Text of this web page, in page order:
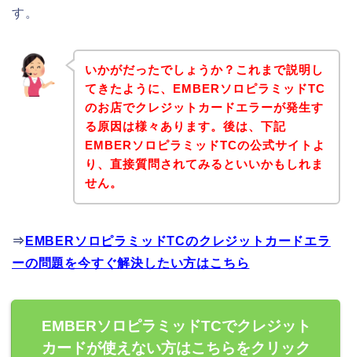
す。
いかがだったでしょうか？これまで説明し
てきたように、EMBERソロピラミッドTC
のお店でクレジットカードエラーが発生す
る原因は様々あります。後は、下記
EMBERソロピラミッドTCの公式サイトよ
り、直接質問されてみるといいかもしれま
せん。
⇒ EMBERソロピラミッドTCのクレジットカードエラ
ーの問題を今すぐ解決したい方はこちら
EMBERソロピラミッドTCでクレジット
カードが使えない方はこちらをクリック